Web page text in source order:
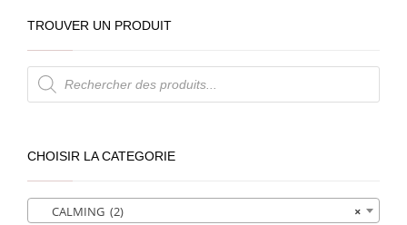
TROUVER UN PRODUIT
Recherche
de
produits
CHOISIR LA CATEGORIE
×
CALMING (2)